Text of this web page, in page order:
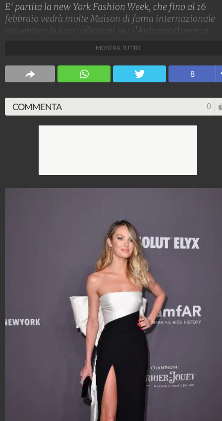
E' partita la new York Fashion Week, che fino al 16
febbraio vedrà molte Maison di fama internazionale
presentare le loro collezioni per l'Autunno/Inverno
Alessandra Ambrosio, fino ad arrivare ad Heidi Klum.
1.515.282.264-1.957 video-138.077 foto
MOSTRA TUTTO
8
COMMENTA 0